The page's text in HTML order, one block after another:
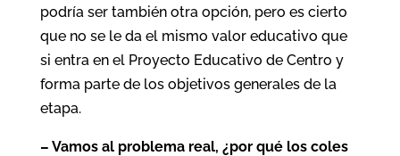
podría ser también otra opción, pero es cierto
que no se le da el mismo valor educativo que
si entra en el Proyecto Educativo de Centro y
forma parte de los objetivos generales de la
etapa.
– Vamos al problema real, ¿por qué los coles